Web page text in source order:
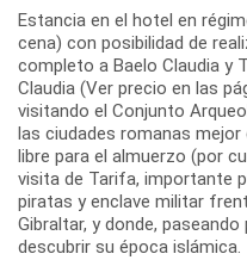
Estancia en el hotel en
cena) con posibilidad de
completo a Baelo Claudia y
Claudia (Ver precio en las
visitando el Conjunto
las ciudades romanas
libre para el almuerzo (por
visita de Tarifa, importante
piratas y enclave militar
Gibraltar, y donde,
descubrir su época islámica.